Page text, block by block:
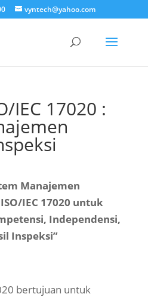
vyntech@yahoo.com
IEC 17020 :
Manajemen
IEC 17020 untuk
Independensi,
Inspeksi”
bertujuan untuk